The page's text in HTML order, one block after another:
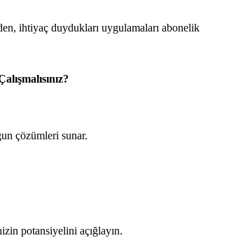
ihtiyaç duydukları uygulamaları abonelik
çözümleri sunar.
potansiyelini açığlayın.